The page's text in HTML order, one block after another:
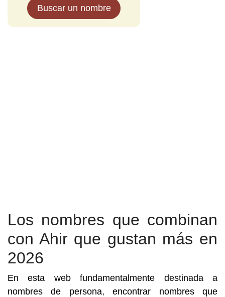
Buscar un nombre
Los nombres que combinan
con Ahir que gustan más en
2026
En esta web fundamentalmente destinada a
nombres de persona, encontrar nombres que